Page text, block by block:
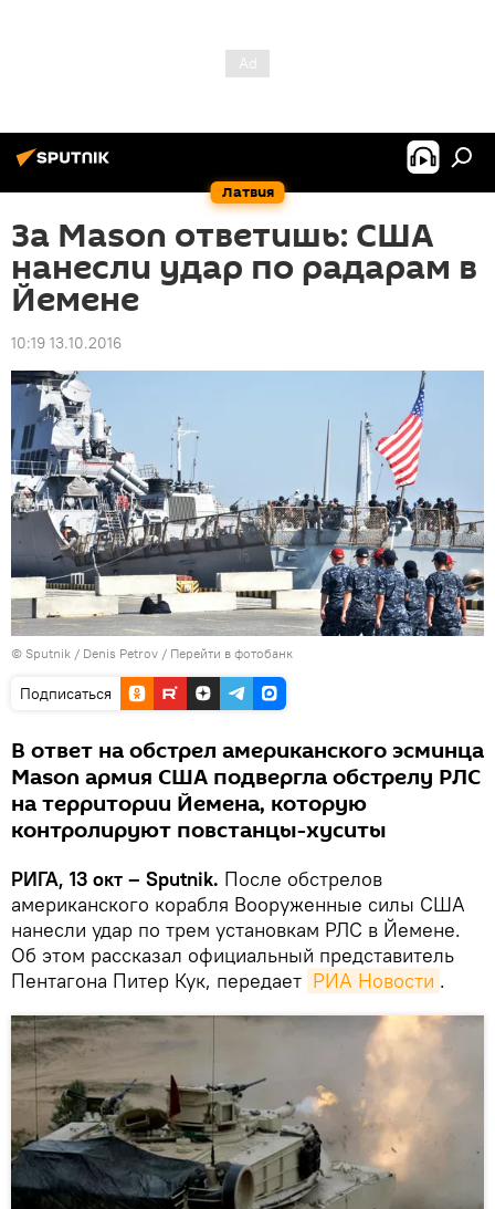
Латвия
За Mason ответишь: США
нанесли удар по радарам в
Йемене
10:19 13.10.2016
© Sputnik / Denis Petrov / Перейти в фотобанк
Подписаться
В ответ на обстрел американского эсминца
Mason армия США подвергла обстрелу РЛС
на территории Йемена, которую
контролируют повстанцы-хуситы
РИГА, 13 окт – Sputnik. После обстрелов
американского корабля Вооруженные силы США
нанесли удар по трем установкам РЛС в Йемене.
Об этом рассказал официальный представитель
Пентагона Питер Кук, передает РИА Новости .